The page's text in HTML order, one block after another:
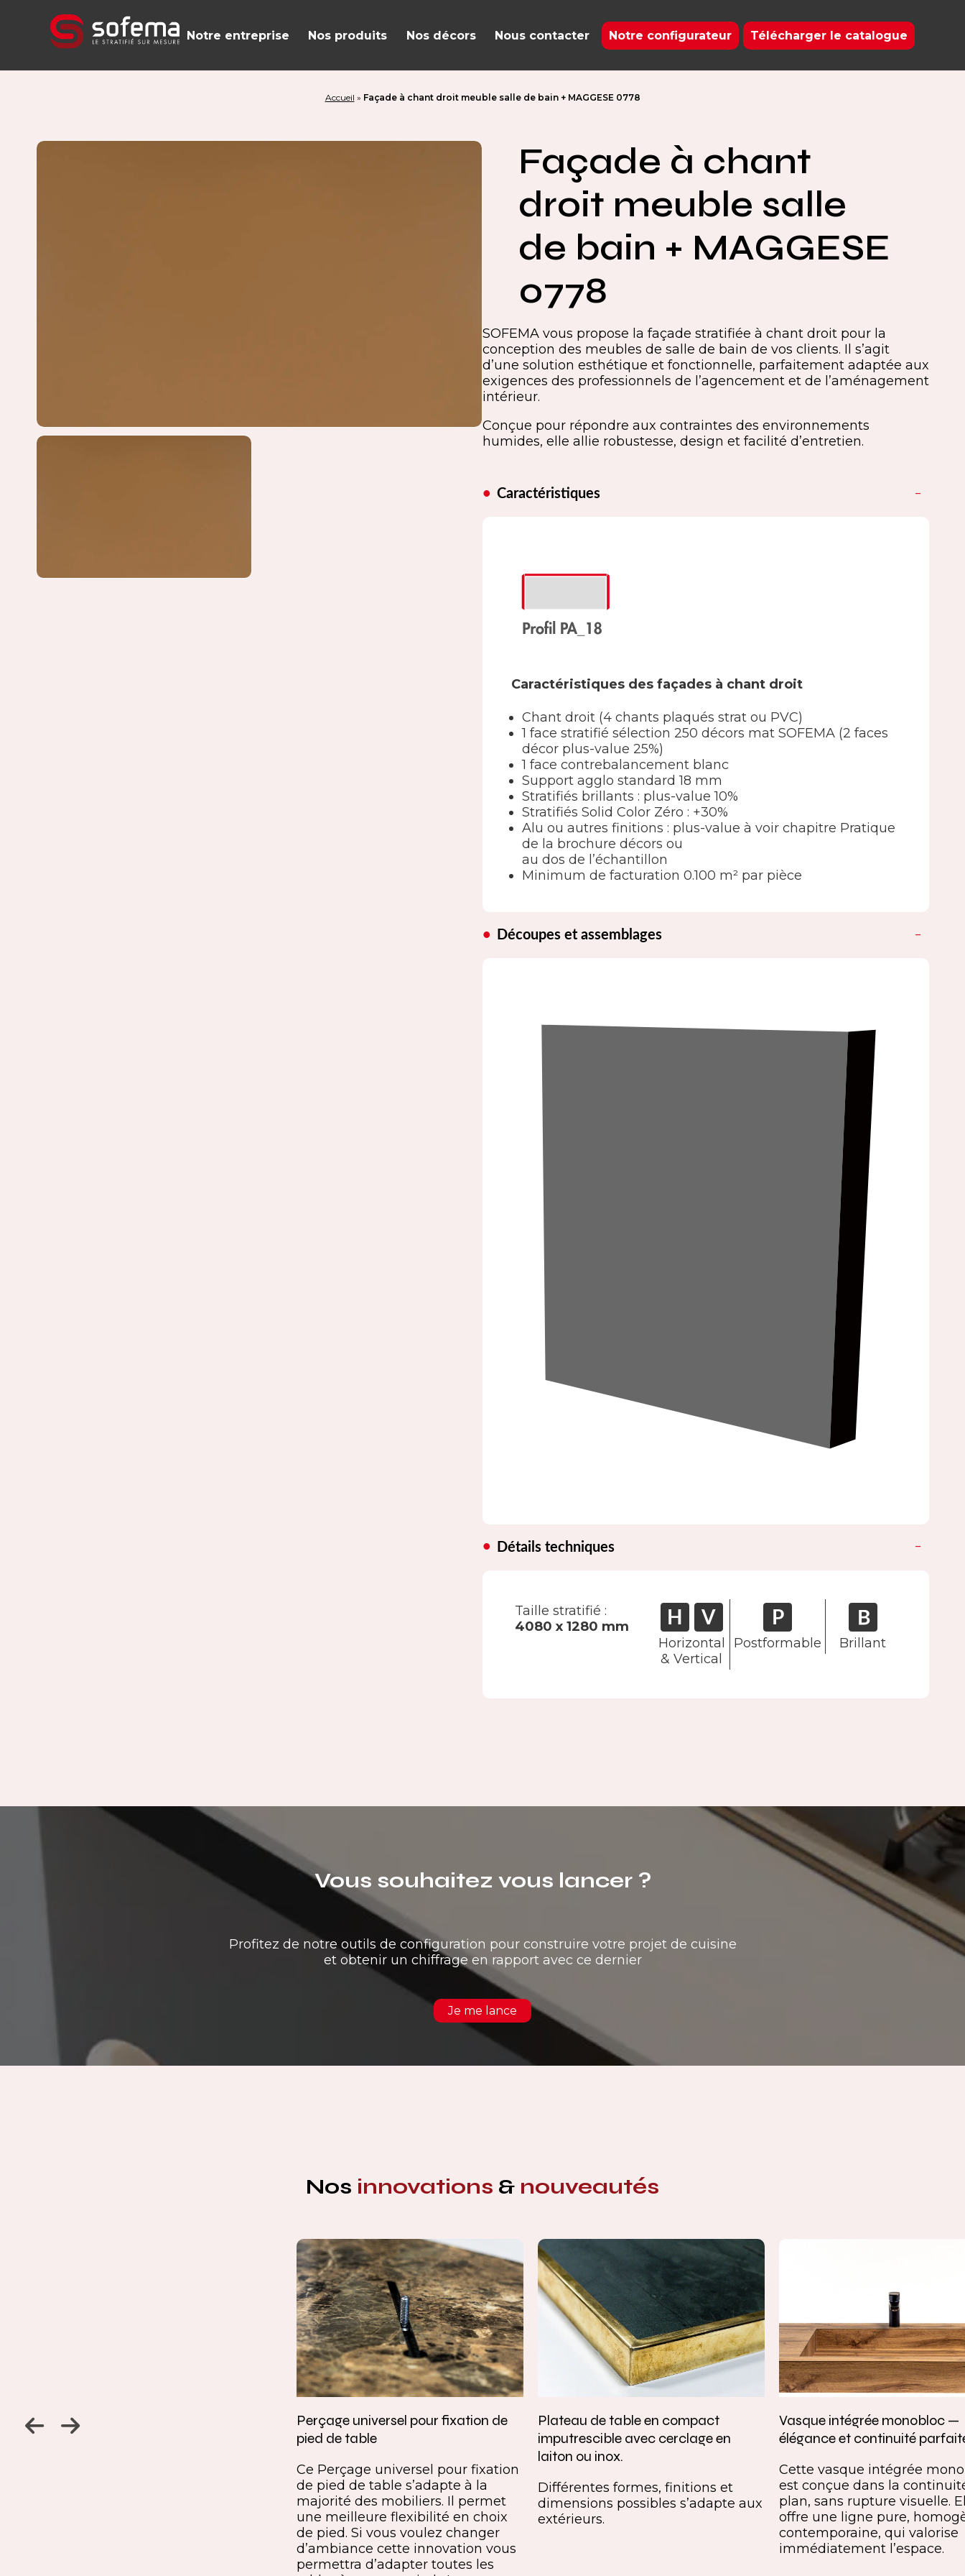
Notre entreprise Nos produits Nos décors Nous contacter Notre configurateur Télécharger le catalogue
Accueil » Façade à chant droit meuble salle de bain + MAGGESE 0778
Façade à chant
droit meuble salle
de bain + MAGGESE
0778
SOFEMA vous propose la façade stratifiée à chant droit pour la
conception des meubles de salle de bain de vos clients. Il s’agit
d’une solution esthétique et fonctionnelle, parfaitement adaptée aux
exigences des professionnels de l’agencement et de l’aménagement
intérieur.
Conçue pour répondre aux contraintes des environnements
humides, elle allie robustesse, design et facilité d’entretien.
Caractéristiques
Caractéristiques des façades à chant droit
Chant droit (4 chants plaqués strat ou PVC)
1 face stratifié sélection 250 décors mat SOFEMA (2 faces
décor plus-value 25%)
1 face contrebalancement blanc
Support agglo standard 18 mm
Stratifiés brillants : plus-value 10%
Stratifiés Solid Color Zéro : +30%
Alu ou autres finitions : plus-value à voir chapitre Pratique
de la brochure décors ou
au dos de l’échantillon
Minimum de facturation 0.100 m² par pièce
Découpes et assemblages
Détails techniques
Taille stratifié :
4080 x 1280 mm
Horizontal
& Vertical
Postformable Brillant
Vous souhaitez vous lancer ?
Profitez de notre outils de configuration pour construire votre projet de cuisine
et obtenir un chiffrage en rapport avec ce dernier
Je me lance
Nos innovations & nouveautés
Jambage à 45
Perçage universel pour fixation de
pied de table
Ce Perçage universel pour fixation
de pied de table s’adapte à la
majorité des mobiliers. Il permet
une meilleure flexibilité en choix
de pied. Si vous voulez changer
d’ambiance cette innovation vous
permettra d’adapter toutes les
Plateau de table en compact
imputrescible avec cerclage en
laiton ou inox.
Différentes formes, finitions et
dimensions possibles s’adapte aux
extérieurs.
Vasque intégrée monobloc —
élégance et continuité
Cette vasque intégrée
est conçue dans la
plan, sans rupture visuelle.
offre une ligne pure,
contemporaine, qui valorise
immédiatement l’espace.